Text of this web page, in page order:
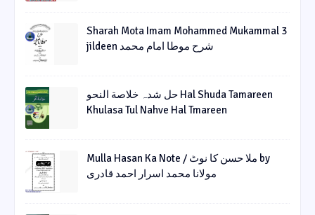
Sharah Mota Imam Mohammed Mukammal 3
jildeen شرح موطا امام محمد
حل شدہ خلاصة النحو Hal Shuda Tamareen
Khulasa Tul Nahve Hal Tmareen
Mulla Hasan Ka Note / ملا حسن کا نوٹ by
مولانا محمد اسرار احمد قادری